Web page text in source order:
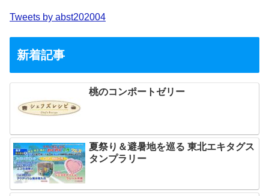
Tweets by abst202004
新着記事
桃のコンポートゼリー
夏祭り＆避暑地を巡る 東北エキタグス
タンプラリー